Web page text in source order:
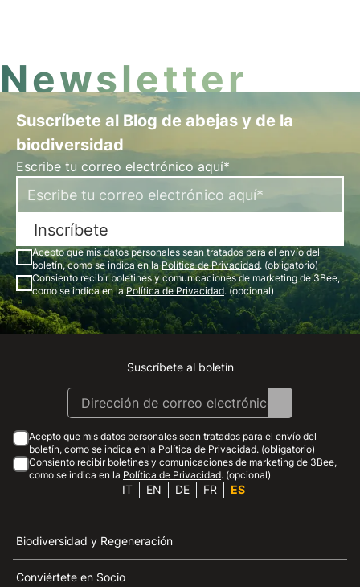
Newsletter
Suscríbete al Blog de abejas y de la
biodiversidad
Escribe tu correo electrónico aquí*
Inscríbete
Acepto que mis datos personales sean tratados para el envío del
boletín, como se indica en laPolítica de Privacidad. (obligatorio)
Consiento recibir boletines y comunicaciones de marketing de 3Bee,
como se indica en laPolítica de Privacidad. (opcional)
Instagram
Facebook
Linkedin
Youtube
Suscríbete al boletín
Acepto que mis datos personales sean tratados para el envío del
boletín, como se indica en la Política de Privacidad. (obligatorio)
Consiento recibir boletines y comunicaciones de marketing de 3Bee,
como se indica en la Política de Privacidad. (opcional)
IT EN DE FR ES
Biodiversidad y Regeneración
Conviértete en Socio